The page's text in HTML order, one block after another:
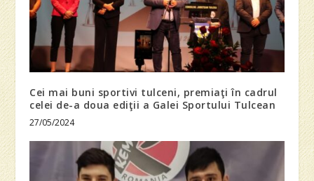
Cei mai buni sportivi tulceni, premiaţi în cadrul
celei de-a doua ediţii a Galei Sportului Tulcean
27/05/2024